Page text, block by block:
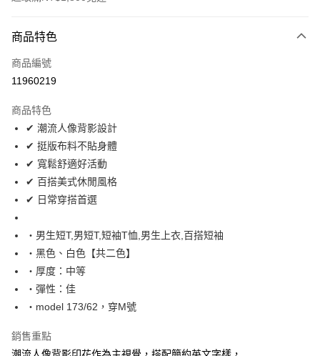
信用卡一次付款
超商取貨付款
Apple Pay
街口支付
悠遊付
Google Pay
AFTEE先享後付
相關說明
【關於「AFTEE先享後付」】
AFTEE先享後付是「在收到商品之後才付款」的支付方式。 讓您購物簡單
便利好安心！
１．簡單：不需註冊會員、不需綁卡、不需儲值。
【「AFTEE先享後付」結帳流程】
ATM付款
運送方式
全家付款取貨
每筆NT$80，滿NT$1,800(含以上)免運費
商品特色
商品編號
11960219
商品特色
✔ 潮流人像背影設計
✔ 挺版布料不貼身體
✔ 寬鬆舒適好活動
✔ 百搭美式休閒風格
✔ 日常穿搭首選
‧男生短T,男短T,短袖T恤,男生上衣,百搭短袖
‧黑色、白色【共二色】
‧厚度：中等
‧彈性：佳
‧model 173/62，穿M號
銷售重點